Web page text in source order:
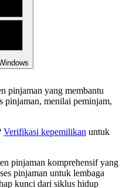
pinjaman yang membantu
pinjaman, menilai peminjam,
Verifikasi kepemilikan untuk
pinjaman komprehensif yang
pinjaman untuk lembaga
kunci dari siklus hidup